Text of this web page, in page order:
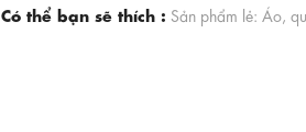
Có thể bạn sẽ thích : Sản phẩm lẻ: Áo,